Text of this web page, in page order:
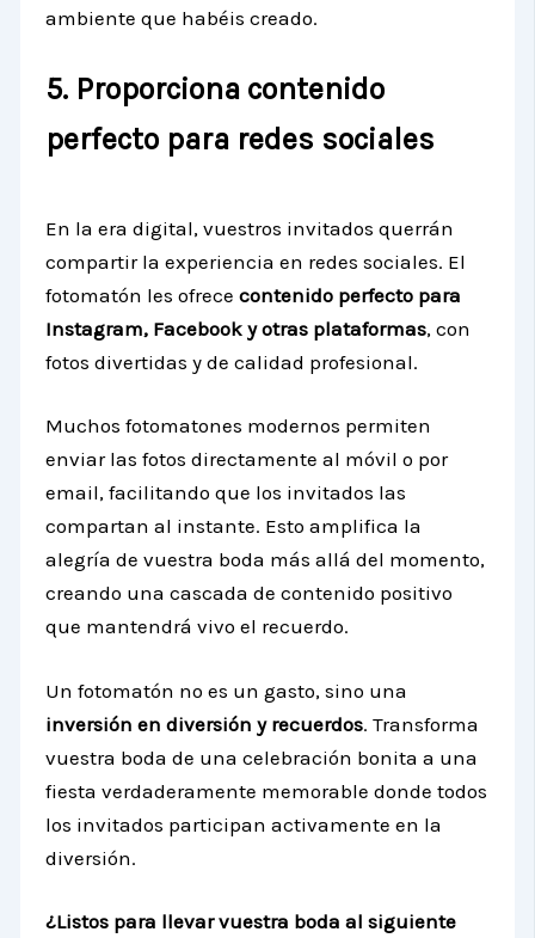
ambiente que habéis creado.
5. Proporciona contenido
perfecto para redes sociales
En la era digital, vuestros invitados querrán
compartir la experiencia en redes sociales. El
fotomatón les ofrece contenido perfecto para
Instagram, Facebook y otras plataformas, con
fotos divertidas y de calidad profesional.
Muchos fotomatones modernos permiten
enviar las fotos directamente al móvil o por
email, facilitando que los invitados las
compartan al instante. Esto amplifica la
alegría de vuestra boda más allá del momento,
creando una cascada de contenido positivo
que mantendrá vivo el recuerdo.
Un fotomatón no es un gasto, sino una
inversión en diversión y recuerdos. Transforma
vuestra boda de una celebración bonita a una
fiesta verdaderamente memorable donde todos
los invitados participan activamente en la
diversión.
¿Listos para llevar vuestra boda al siguiente